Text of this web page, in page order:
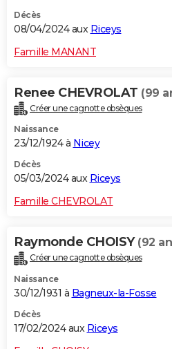
Décès
08/04/2024 aux Riceys
Famille MANANT
Renee CHEVROLAT (99
Créer une cagnotte obsèques
Naissance
23/12/1924 à Nicey
Décès
05/03/2024 aux Riceys
Famille CHEVROLAT
Raymonde CHOISY (92
Créer une cagnotte obsèques
Naissance
30/12/1931 à Bagneux-la-Fosse
Décès
17/02/2024 aux Riceys